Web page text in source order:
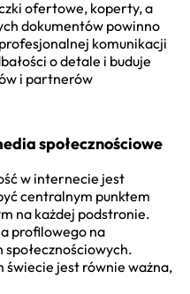
ofertowe, koperty, a
dokumentów powinno
komunikacji
o detale i buduje
i partnerów
społecznościowe
w internecie jest
centralnym punktem
na każdej podstronie.
profilowego na
świecie jest równie ważna,